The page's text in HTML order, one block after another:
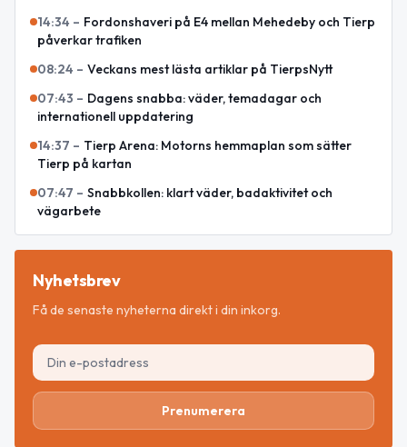
14:34 – Fordonshaveri på E4 mellan Mehedeby och Tierp
påverkar trafiken
08:24 – Veckans mest lästa artiklar på TierpsNytt
07:43 – Dagens snabba: väder, temadagar och
internationell uppdatering
14:37 – Tierp Arena: Motorns hemmaplan som sätter
Tierp på kartan
07:47 – Snabbkollen: klart väder, badaktivitet och
vägarbete
Nyhetsbrev
Få de senaste nyheterna direkt i din inkorg.
Prenumerera